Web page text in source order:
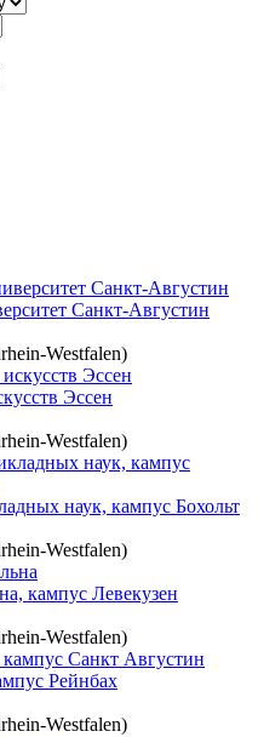
Санкт-Августин
Westfalen)
Эссен
Westfalen)
наук, кампус Бохольт
Westfalen)
кампус Левекузен
Westfalen)
Рейнбах
Westfalen)